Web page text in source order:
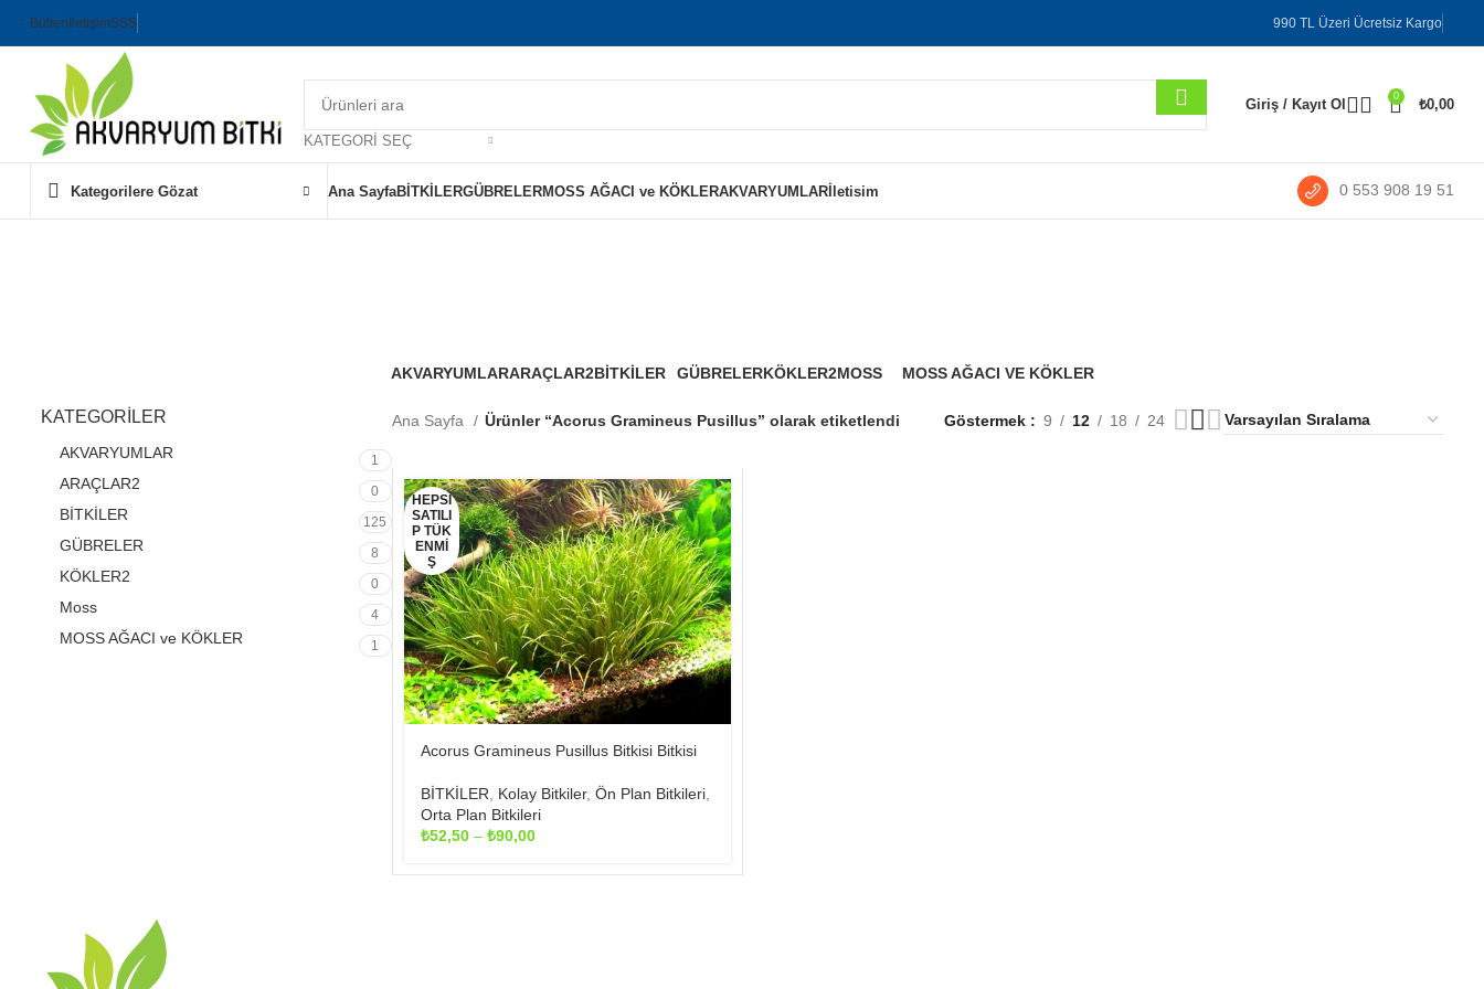
BültenİletişimSSS 990 TL Üzeri Ücretsiz Kargo
KATEGORI SEÇ
Giriş / Kayıt Ol
0
₺0,00
Kategorilere Gözat Ana SayfaBİTKİLERGÜBRELERMOSS AĞACI ve KÖKLERAKVARYUMLARİletisim 0 553 908 19 51
AKVARYUMLARARAÇLAR2BİTKİLER
GÜBRELERKÖKLER2MOSS
MOSS AĞACI VE KÖKLER
KATEGORİLER
AKVARYUMLAR 1
ARAÇLAR2 0
BİTKİLER 125
GÜBRELER 8
KÖKLER2 0
Moss 4
MOSS AĞACI ve KÖKLER 1
Ana Sayfa Ürünler “Acorus Gramineus Pusillus” olarak etiketlendi Göstermek 9 12 18 24
HEPSI
SATILI
P TÜK
ENMI
Ş
Acorus Gramineus Pusillus Bitkisi Bitkisi
BİTKİLER Kolay Bitkiler, Ön Plan Bitkileri,
Orta Plan Bitkileri
₺52,50 – ₺90,00Fiyat
₺52,50